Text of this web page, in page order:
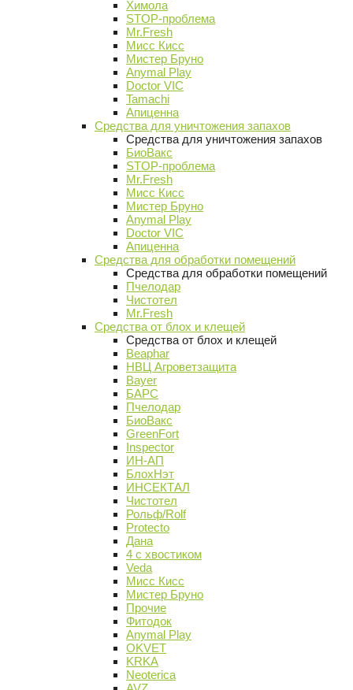
Химола
STOP-проблема
Mr.Fresh
Мисс Кисс
Мистер Бруно
Anymal Play
Doctor VIC
Tamachi
Апиценна
Средства для уничтожения запахов
Средства для уничтожения запахов
БиоВакс
STOP-проблема
Mr.Fresh
Мисс Кисс
Мистер Бруно
Anymal Play
Doctor VIC
Апиценна
Средства для обработки помещений
Средства для обработки помещений
Пчелодар
Чистотел
Mr.Fresh
Средства от блох и клещей
Средства от блох и клещей
Beaphar
НВЦ Агроветзащита
Bayer
БАРС
Пчелодар
БиоВакс
GreenFort
Inspector
ИН-АП
БлохНэт
ИНСЕКТАЛ
Чистотел
Рольф/Rolf
Protecto
Дана
4 с хвостиком
Veda
Мисс Кисс
Мистер Бруно
Прочие
Фитодок
Anymal Play
OKVET
KRKA
Neoterica